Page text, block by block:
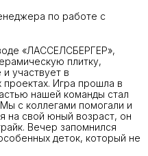
по работе с
«ЛАССЕЛСБЕРГЕР»,
плитку,
участвует в
проектах. Игра прошла в
нашей команды стал
с коллегами помогали и
на свой юный возраст, он
Вечер запомнился
деток, который не